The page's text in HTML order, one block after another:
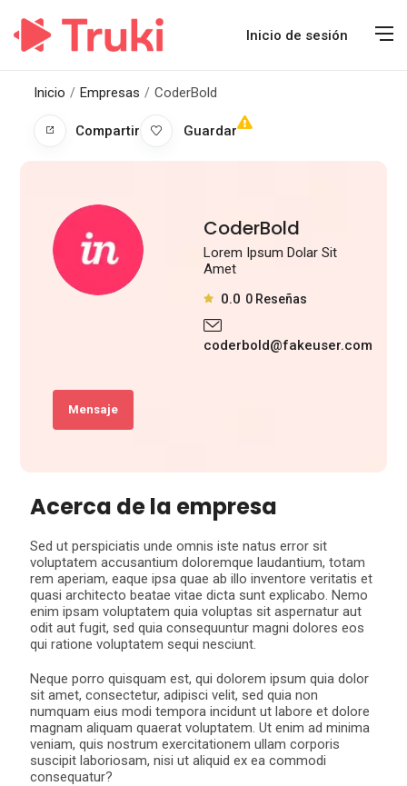
Inicio de sesión
Inicio Empresas CoderBold
Compartir Guardar
CoderBold
Lorem Ipsum Dolar Sit
Amet
0.0 0 Reseñas
coderbold@fakeuser.com
Mensaje
Acerca de la empresa
Sed ut perspiciatis unde omnis iste natus error sit
voluptatem accusantium doloremque laudantium, totam
rem aperiam, eaque ipsa quae ab illo inventore veritatis et
quasi architecto beatae vitae dicta sunt explicabo. Nemo
enim ipsam voluptatem quia voluptas sit aspernatur aut
odit aut fugit, sed quia consequuntur magni dolores eos
qui ratione voluptatem sequi nesciunt.
Neque porro quisquam est, qui dolorem ipsum quia dolor
sit amet, consectetur, adipisci velit, sed quia non
numquam eius modi tempora incidunt ut labore et dolore
magnam aliquam quaerat voluptatem. Ut enim ad minima
veniam, quis nostrum exercitationem ullam corporis
suscipit laboriosam, nisi ut aliquid ex ea commodi
consequatur?